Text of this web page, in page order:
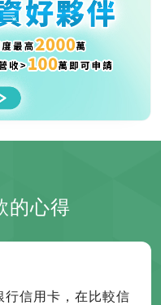
的心得
行信用卡，在比較信